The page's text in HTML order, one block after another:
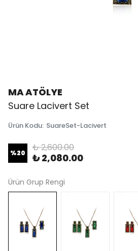
MA ATÖLYE
Suare Lacivert Set
Ürün Kodu: SuareSet-Lacivert
%20 ₺ 2,600.00
₺ 2,080.00
Ürün Grup Rengi